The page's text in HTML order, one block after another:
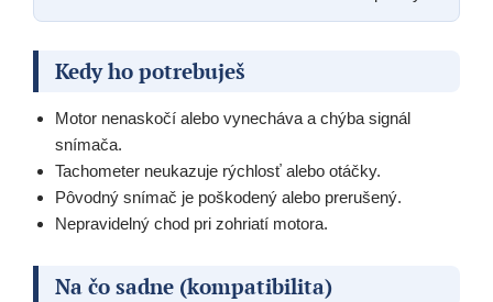
Kedy ho potrebuješ
Motor nenaskočí alebo vynecháva a chýba signál
snímača.
Tachometer neukazuje rýchlosť alebo otáčky.
Pôvodný snímač je poškodený alebo prerušený.
Nepravidelný chod pri zohriatí motora.
Na čo sadne (kompatibilita)